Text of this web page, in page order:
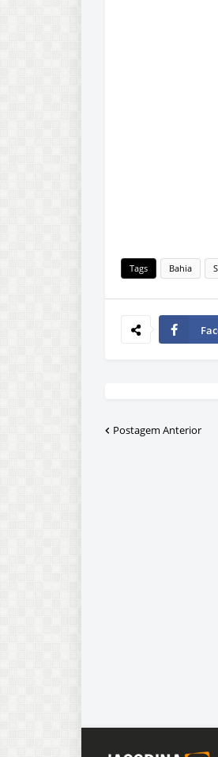
Tags Bahia
Postagem Anterior